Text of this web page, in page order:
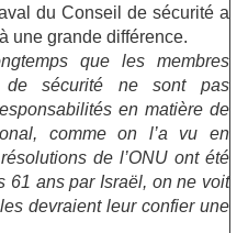
du Conseil de sécurité a
une grande différence.
que les membres
de sécurité ne sont pas
en matière de
comme on l’a vu en
de l’ONU ont été
61 ans par Israël, on ne voit
devraient leur confier une